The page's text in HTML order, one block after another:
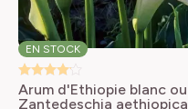
EN STOCK
Arum d'Ethiopie blanc ou
Zantedeschia aethiopica